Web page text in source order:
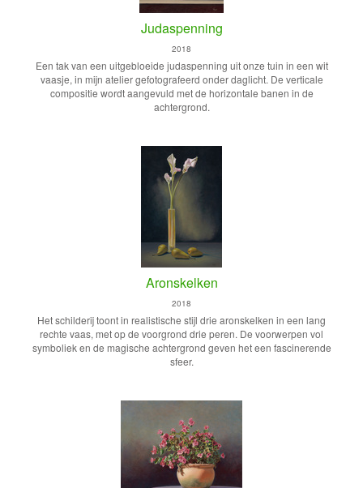
Judaspenning
2018
Een tak van een uitgebloeide judaspenning uit onze tuin in een wit
vaasje, in mijn atelier gefotografeerd onder daglicht. De verticale
compositie wordt aangevuld met de horizontale banen in de
achtergrond.
Aronskelken
2018
Het schilderij toont in realistische stijl drie aronskelken in een lang
rechte vaas, met op de voorgrond drie peren. De voorwerpen vol
symboliek en de magische achtergrond geven het een fascinerende
sfeer.